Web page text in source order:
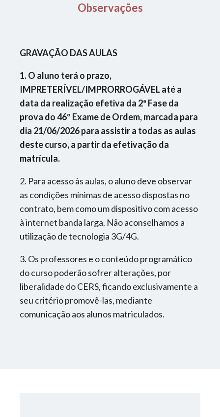
Disciplina:
Professor:
José Guerra
Carga Horária:
1h
Simulados com Correção Individualizada
Professor:
CERS
Carga Horária
04 Simulados
Disciplina
Aula de Português Jurídico
Professor:
Observações
GRAVAÇÃO DAS AULAS
1. O aluno terá o prazo,
IMPRETERÍVEL/IMPRORROGÁVEL até a
data da realização efetiva da 2ª Fase da
prova do 46º Exame de Ordem, marcada para
dia 21/06/2026 para assistir a todas as aulas
deste curso, a partir da efetivação da
matrícula.
2. Para acesso às aulas, o aluno deve observar
as condições mínimas de acesso dispostas no
contrato, bem como um dispositivo com acesso
à internet banda larga. Não aconselhamos a
utilização de tecnologia 3G/4G.
3. Os professores e o conteúdo programático
do curso poderão sofrer alterações, por
liberalidade do CERS, ficando exclusivamente a
seu critério promovê-las, mediante
comunicação aos alunos matriculados.